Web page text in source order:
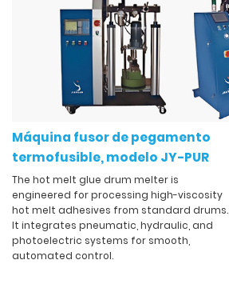
Máquina fusor de pegamento
termofusible, modelo JY-PUR
The hot melt glue drum melter is
engineered for processing high-viscosity
hot melt adhesives from standard drums.
It integrates pneumatic, hydraulic, and
photoelectric systems for smooth,
automated control.